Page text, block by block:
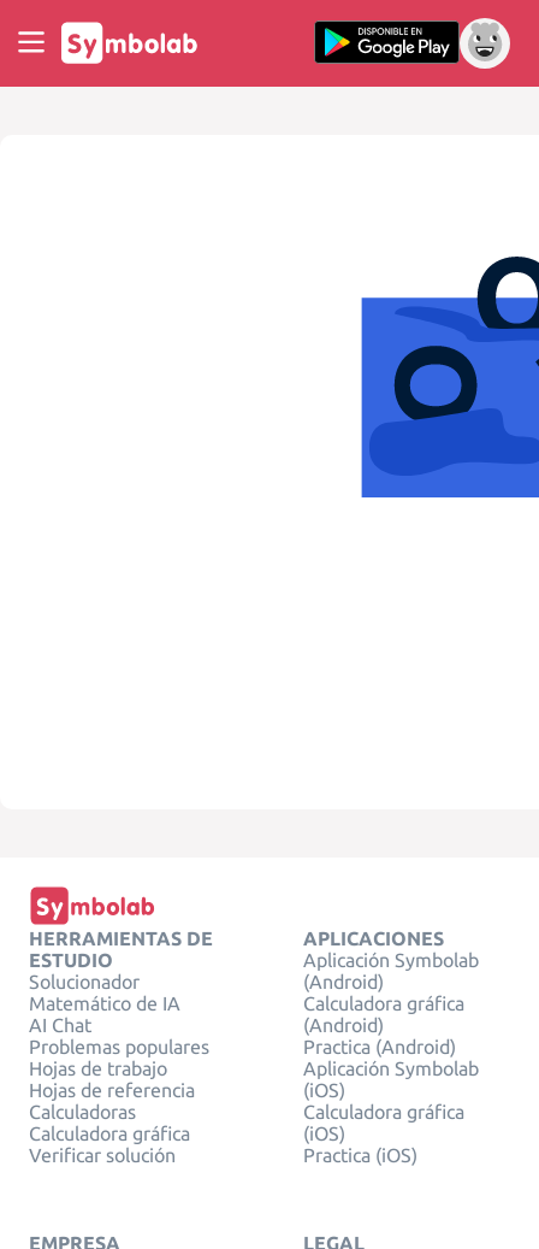
HERRAMIENTAS DE
ESTUDIO
Solucionador
Matemático de IA
AI Chat
Problemas populares
Hojas de trabajo
Hojas de referencia
Calculadoras
Calculadora gráfica
Verificar solución
APLICACIONES
Aplicación Symbolab
(Android)
Calculadora gráfica
(Android)
Practica (Android)
Aplicación Symbolab
(iOS)
Calculadora gráfica
(iOS)
Practica (iOS)
EMPRESA
LEGAL